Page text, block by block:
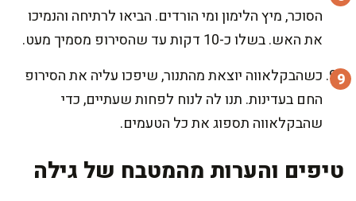
הסוכר, מיץ הלימון ומי הורדים. הביאו לרתיחה והנמיכו
את האש. בשלו כ-10 דקות עד שהסירופ מסמיך מעט.
כשהבקלאווה יוצאת מהתנור, שיפכו עליה את הסירופ
החם בעדינות. תנו לה לנוח לפחות שעתיים, כדי
שהבקלאווה תספוג את כל הטעמים.
טיפים והערות מהמטבח של גילה